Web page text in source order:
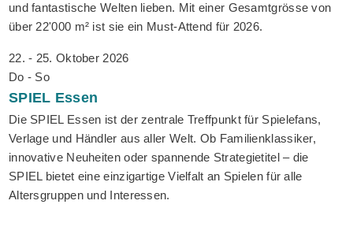
und fantastische Welten lieben. Mit einer Gesamtgrösse von
über 22'000 m² ist sie ein Must-Attend für 2026.
22. - 25. Oktober 2026
Do - So
SPIEL Essen
Die SPIEL Essen ist der zentrale Treffpunkt für Spielefans,
Verlage und Händler aus aller Welt. Ob Familienklassiker,
innovative Neuheiten oder spannende Strategietitel – die
SPIEL bietet eine einzigartige Vielfalt an Spielen für alle
Altersgruppen und Interessen.